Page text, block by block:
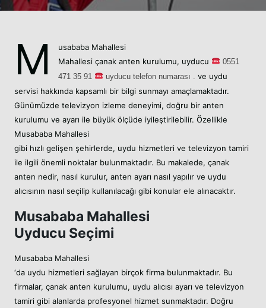
M
usababa Mahallesi
Mahallesi çanak anten kurulumu, uyducu 0551
471 35 91
uyducu telefon numarası . ve uydu
servisi hakkında kapsamlı bir bilgi sunmayı amaçlamaktadır.
Günümüzde televizyon izleme deneyimi, doğru bir anten
kurulumu ve ayarı ile büyük ölçüde iyileştirilebilir. Özellikle
Musababa Mahallesi
gibi hızlı gelişen şehirlerde, uydu hizmetleri ve televizyon tamiri
ile ilgili önemli noktalar bulunmaktadır. Bu makalede, çanak
anten nedir, nasıl kurulur, anten ayarı nasıl yapılır ve uydu
alıcısının nasıl seçilip kullanılacağı gibi konular ele alınacaktır.
Musababa Mahallesi
Uyducu Seçimi
Musababa Mahallesi
‘da uydu hizmetleri sağlayan birçok firma bulunmaktadır. Bu
firmalar, çanak anten kurulumu, uydu alıcısı ayarı ve televizyon
tamiri gibi alanlarda profesyonel hizmet sunmaktadır. Doğru